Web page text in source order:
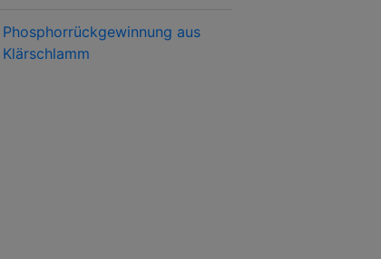
Phosphorrückgewinnung aus
Klärschlamm